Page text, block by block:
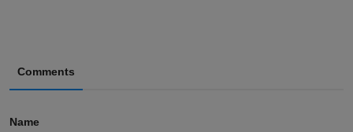
Comments
Name